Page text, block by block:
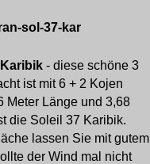
sol-37-kar
- diese schöne 3
ist mit 6 + 2 Kojen
Meter Länge und 3,68
die Soleil 37 Karibik.
lassen Sie mit gutem
der Wind mal nicht